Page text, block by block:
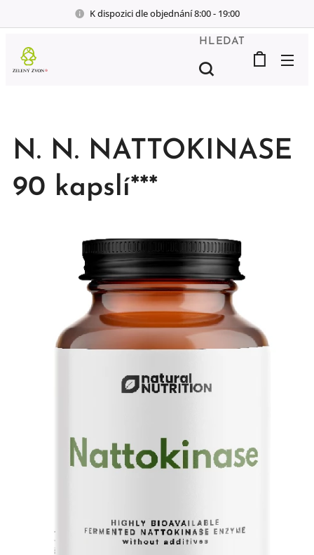
K dispozici dle objednání 8:00 - 19:00
HLEDAT
N. N. NATTOKINASE
90 kapslí***